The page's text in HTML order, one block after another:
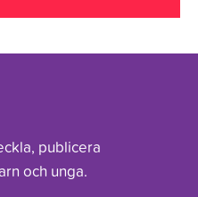
publicera
och unga.